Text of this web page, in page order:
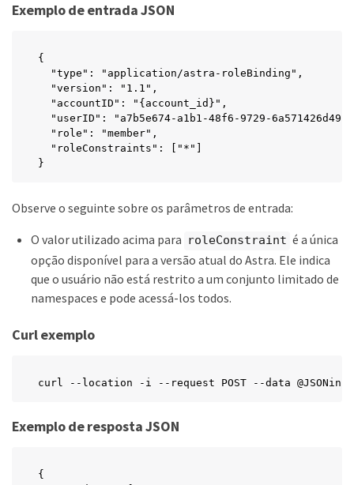
Exemplo de entrada JSON
{
  "type": "application/astra-roleBinding",
  "version": "1.1",
  "accountID": "{account_id}",
"userID": "a7b5e674-a1b1-48f6-9729-
  "role": "member",
  "roleConstraints": ["*"]
}
Observe o seguinte sobre os parâmetros de entrada:
O valor utilizado acima para roleConstraint é a única
opção disponível para a versão atual do Astra. Ele indica
que o usuário não está restrito a um conjunto limitado de
namespaces e pode acessá-los todos.
Curl exemplo
curl --location -i --request POST --data
Exemplo de resposta JSON
{